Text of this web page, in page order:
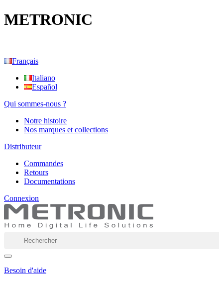
METRONIC
Français
Italiano
Español
Qui sommes-nous ?
Notre histoire
Nos marques et collections
Distributeur
Commandes
Retours
Documentations
Connexion
Besoin d'aide